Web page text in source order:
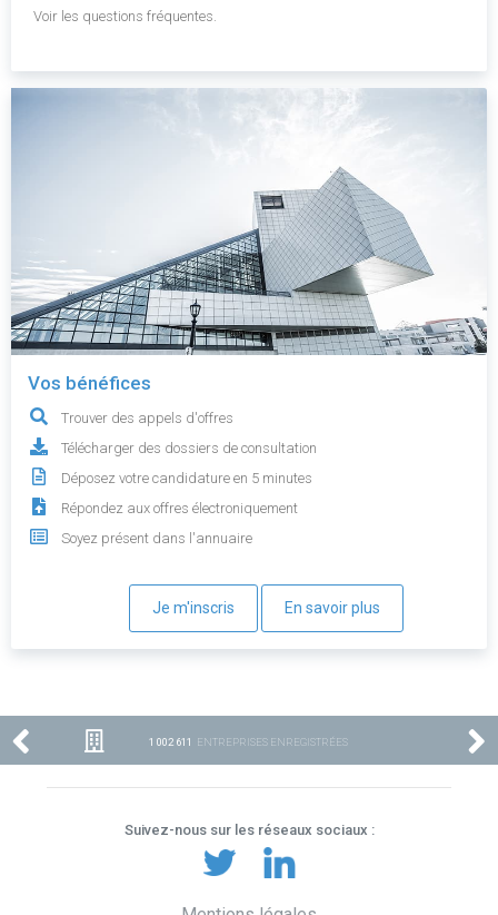
Voir les questions fréquentes.
Vos bénéfices
Trouver des appels d'offres
Télécharger des dossiers de consultation
Déposez votre candidature en 5 minutes
Répondez aux offres électroniquement
Soyez présent dans l'annuaire
Je m'inscris En savoir plus
1 002 611 ENTREPRISES ENREGISTRÉES
Suivez-nous sur les réseaux sociaux :